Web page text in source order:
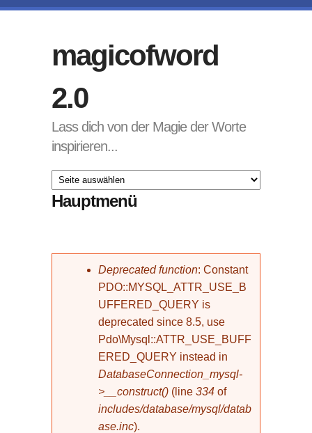
magicofword
2.0
Lass dich von der Magie der Worte
inspirieren...
Hauptmenü
Fehlermeldung
Deprecated function: Constant
PDO::MYSQL_ATTR_USE_B
UFFERED_QUERY is
deprecated since 8.5, use
Pdo\Mysql::ATTR_USE_BUFF
ERED_QUERY instead in
DatabaseConnection_mysql-
>__construct() (line 334 of
includes/database/mysql/datab
ase.inc).